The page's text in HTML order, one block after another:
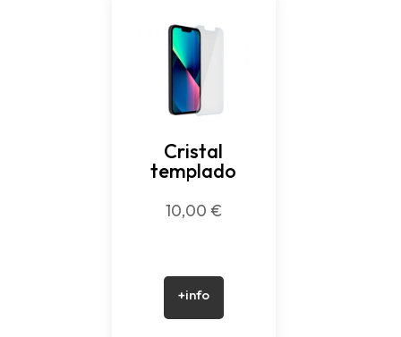
Cristal
templado
10,00 €
+info